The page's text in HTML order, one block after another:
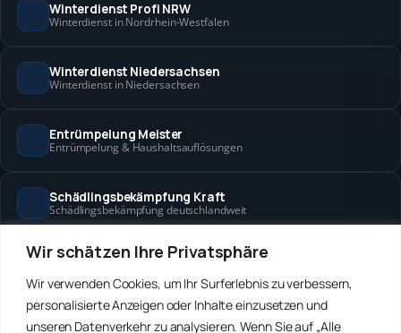
Wir schätzen Ihre Privatsphäre
Wir verwenden Cookies, um Ihr Surferlebnis zu verbessern,
personalisierte Anzeigen oder Inhalte einzusetzen und
unseren Datenverkehr zu analysieren. Wenn Sie auf „Alle
Winterdienst Profi NRW
Winterdienst in Nordrhein-Westfalen
Winterdienst Niedersachsen
Winterdienst in Niedersachsen
Entrümpelung Meister
Entrümpelung & Haushaltsauflösungen
Schädlingsbekämpfung Kraft
Schädlingsbekämpfung deutschlandweit
Hanse Objektservice
Winterdienst Hansa